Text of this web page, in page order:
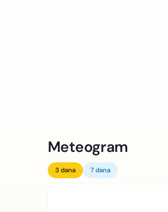
Meteogram
3 dana 7 dana